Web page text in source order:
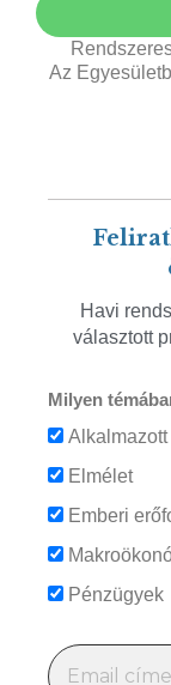
Az
Havi
választott
Milyen
Elmélet
Emberi
Pénzügyek